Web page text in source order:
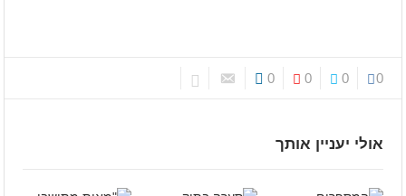
0
0
0
0
אולי יעניין אותך